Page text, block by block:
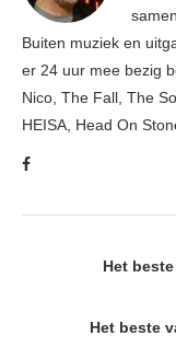
Buiten muziek en
er 24 uur mee bezig
Nico, The Fall, The
HEISA, Head On
Het
Het beste